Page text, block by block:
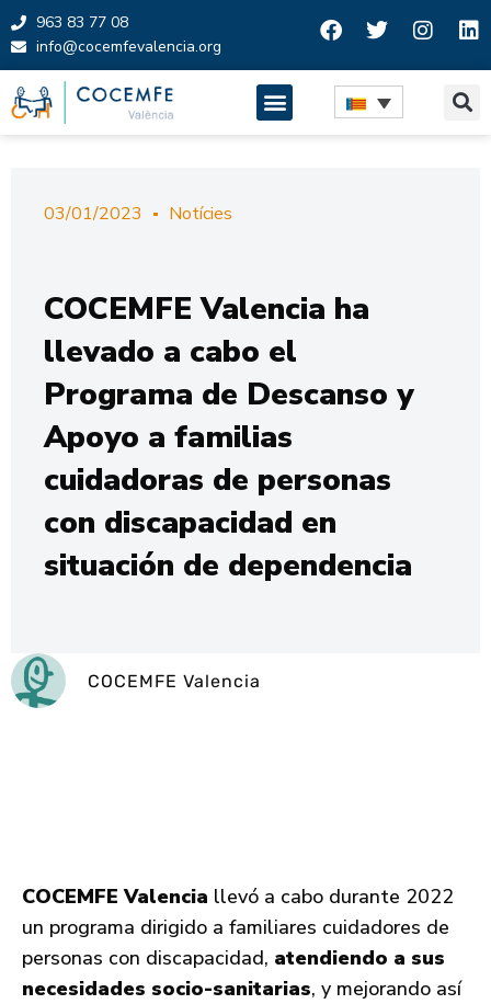
Skip
to
content
963 83 77 08
info@cocemfevalencia.org
03/01/2023 Notícies
COCEMFE Valencia ha
llevado a cabo el
Programa de Descanso y
Apoyo a familias
cuidadoras de personas
con discapacidad en
situación de dependencia
COCEMFE Valencia
COCEMFE Valencia llevó a cabo durante 2022
un programa dirigido a familiares cuidadores de
personas con discapacidad, atendiendo a sus
necesidades socio-sanitarias, y mejorando así